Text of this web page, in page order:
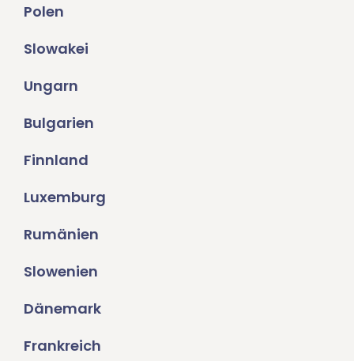
Polen
Slowakei
Ungarn
Bulgarien
Finnland
Luxemburg
Rumänien
Slowenien
Dänemark
Frankreich